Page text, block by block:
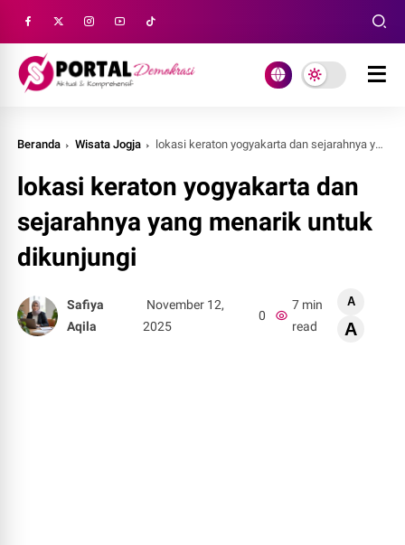
Beranda Wisata Jogja lokasi keraton yogyakarta dan sejarahnya yang menarik untuk dikunjungi
lokasi keraton yogyakarta dan
sejarahnya yang menarik untuk
dikunjungi
Safiya
Aqila
November 12,
2025
0
7 min
read
A
A